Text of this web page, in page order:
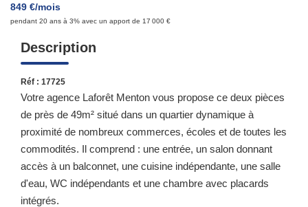
849 €/mois
pendant 20 ans à 3% avec un apport de 17 000 €
Description
Réf : 17725
Votre agence Laforêt Menton vous propose ce deux pièces
de près de 49m² situé dans un quartier dynamique à
proximité de nombreux commerces, écoles et de toutes les
commodités. Il comprend : une entrée, un salon donnant
accès à un balconnet, une cuisine indépendante, une salle
d'eau, WC indépendants et une chambre avec placards
intégrés.